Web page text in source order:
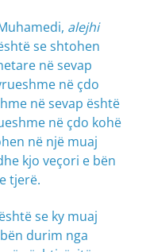
alejhi
se shtohen
në sevap
në çdo
në sevap është
në çdo kohë
në një muaj
kjo veçori e bën
tjerë.
se ky muaj
durim nga